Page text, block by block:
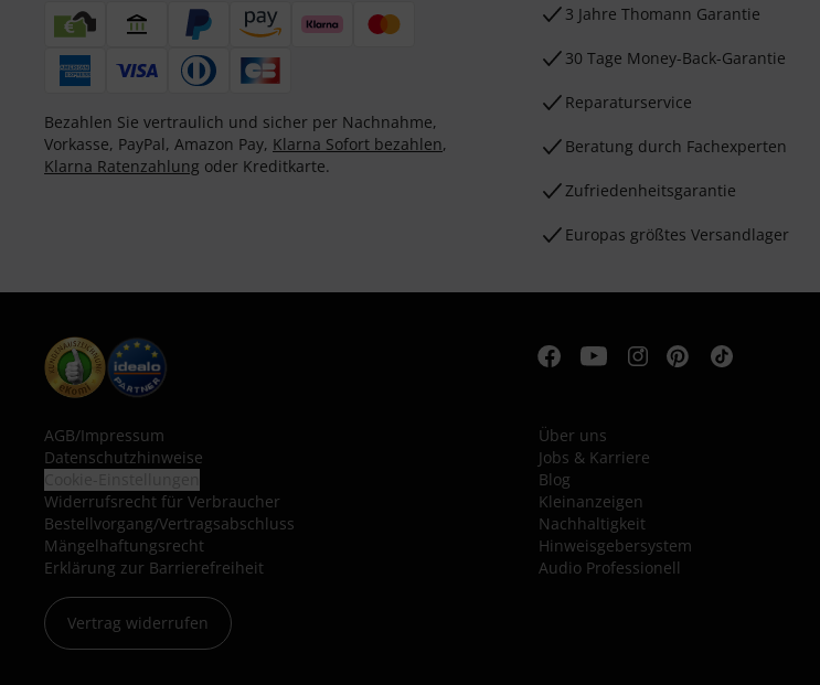
Bezahlen Sie vertraulich und sicher per Nachnahme,
Vorkasse, PayPal, Amazon Pay, Klarna Sofort bezahlen,
Klarna Ratenzahlung oder Kreditkarte.
3 Jahre Thomann Garantie
30 Tage Money-Back-Garantie
Reparaturservice
Beratung durch Fachexperten
Zufriedenheitsgarantie
Europas größtes Versandlager
AGB/Impressum
Datenschutzhinweise
Widerrufsrecht für Verbraucher
Bestellvorgang/Vertragsabschluss
Mängelhaftungsrecht
Erklärung zur Barrierefreiheit
Vertrag widerrufen
Über uns
Jobs & Karriere
Blog
Kleinanzeigen
Nachhaltigkeit
Hinweisgebersystem
Audio Professionell